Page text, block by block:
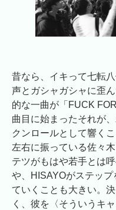
昔なら、イキって七転
声とガシャガシャに歪
的な一曲が「FUCK
曲目に始まったそれが
クンロールとして響く
左右に振っている佐々
テツがもはや若手とは
や、HISAYOがステッ
ていくことも大きい。
く、彼を〈そういうキ